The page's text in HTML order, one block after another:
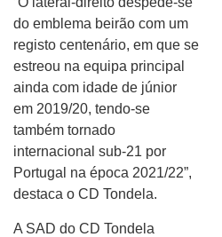
do emblema beirão com um
registo centenário, em que se
estreou na equipa principal
ainda com idade de júnior
em 2019/20, tendo-se
também tornado
internacional sub-21 por
Portugal na época 2021/22”,
destaca o CD Tondela.
A SAD do CD Tondela